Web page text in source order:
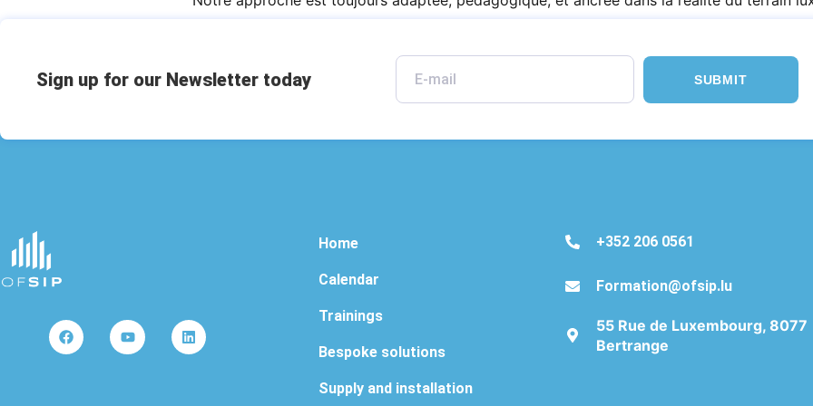
Sign up for our Newsletter today SUBMIT
Home
Calendar
Trainings
Bespoke solutions
Supply and installation
+352 206 0561
Formation@ofsip.lu
55 Rue de Luxembourg, 8077
Bertrange